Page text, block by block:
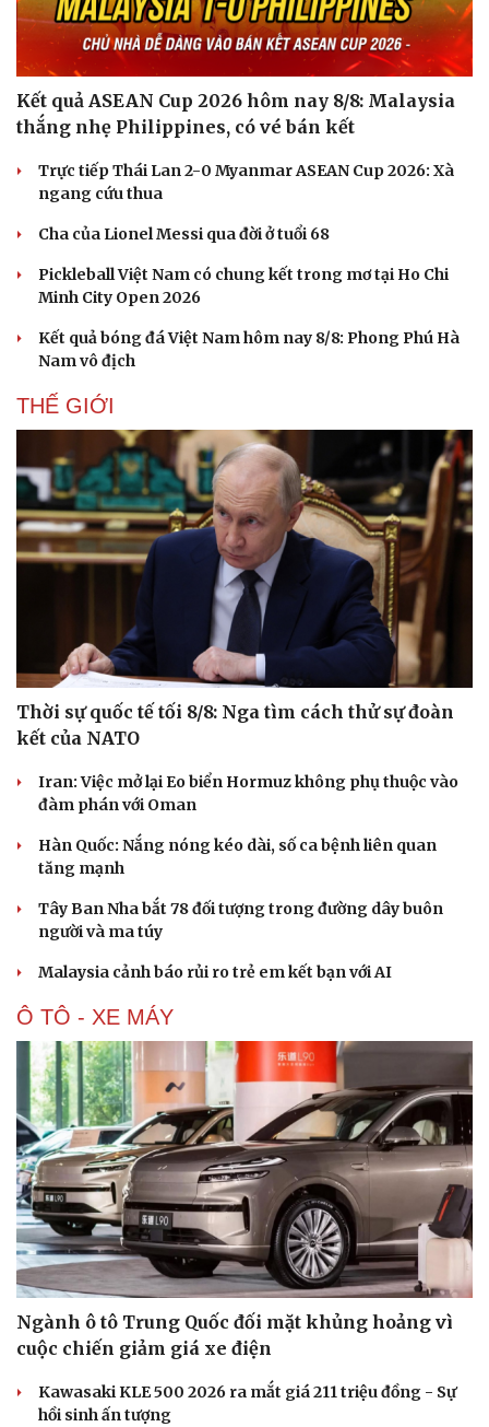
Du lịch
Tư vấn
Săn Tour
Câu chuyện thời sự
Kể chuyện cho bé
Kết quả ASEAN Cup 2026 hôm nay 8/8: Malaysia
thắng nhẹ Philippines, có vé bán kết
Trực tiếp Thái Lan 2-0 Myanmar ASEAN Cup 2026: Xà
ngang cứu thua
Cha của Lionel Messi qua đời ở tuổi 68
Pickleball Việt Nam có chung kết trong mơ tại Ho Chi
Minh City Open 2026
Kết quả bóng đá Việt Nam hôm nay 8/8: Phong Phú Hà
Nam vô địch
THẾ GIỚI
Thời sự quốc tế tối 8/8: Nga tìm cách thử sự đoàn
kết của NATO
Iran: Việc mở lại Eo biển Hormuz không phụ thuộc vào
đàm phán với Oman
Hàn Quốc: Nắng nóng kéo dài, số ca bệnh liên quan
tăng mạnh
Tây Ban Nha bắt 78 đối tượng trong đường dây buôn
người và ma túy
Malaysia cảnh báo rủi ro trẻ em kết bạn với AI
Ô TÔ - XE MÁY
Ngành ô tô Trung Quốc đối mặt khủng hoảng vì
cuộc chiến giảm giá xe điện
Kawasaki KLE 500 2026 ra mắt giá 211 triệu đồng - Sự
hồi sinh ấn tượng